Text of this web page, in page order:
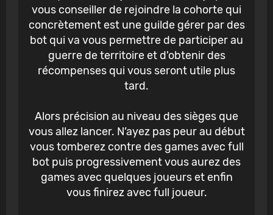
vous conseiller de rejoindre la cohorte qui
concrètement est une guilde gérer par des
bot qui va vous permettre de participer au
guerre de territoire et d'obtenir des
récompenses qui vous seront utile plus
tard.
Alors précision au niveau des sièges que
vous allez lancer. N’ayez pas peur au début
vous tomberez contre des games avec full
bot puis progressivement vous aurez des
games avec quelques joueurs et enfin
vous finirez avec full joueur.